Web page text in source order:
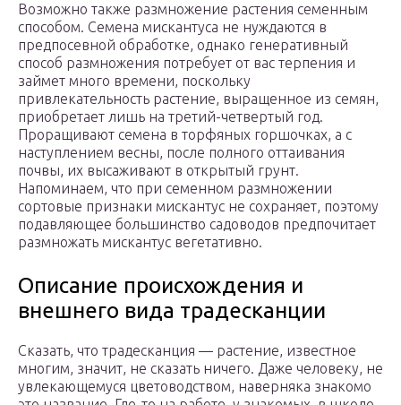
Возможно также размножение растения семенным
способом. Семена мискантуса не нуждаются в
предпосевной обработке, однако генеративный
способ размножения потребует от вас терпения и
займет много времени, поскольку
привлекательность растение, выращенное из семян,
приобретает лишь на третий-четвертый год.
Проращивают семена в торфяных горшочках, а с
наступлением весны, после полного оттаивания
почвы, их высаживают в открытый грунт.
Напоминаем, что при семенном размножении
сортовые признаки мискантус не сохраняет, поэтому
подавляющее большинство садоводов предпочитает
размножать мискантус вегетативно.
Описание происхождения и
внешнего вида традесканции
Сказать, что традесканция — растение, известное
многим, значит, не сказать ничего. Даже человеку, не
увлекающемуся цветоводством, наверняка знакомо